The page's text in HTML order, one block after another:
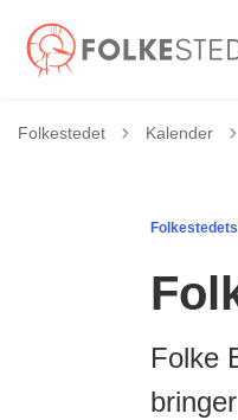
Folkestedet Tilbage til
Kalender
Folke